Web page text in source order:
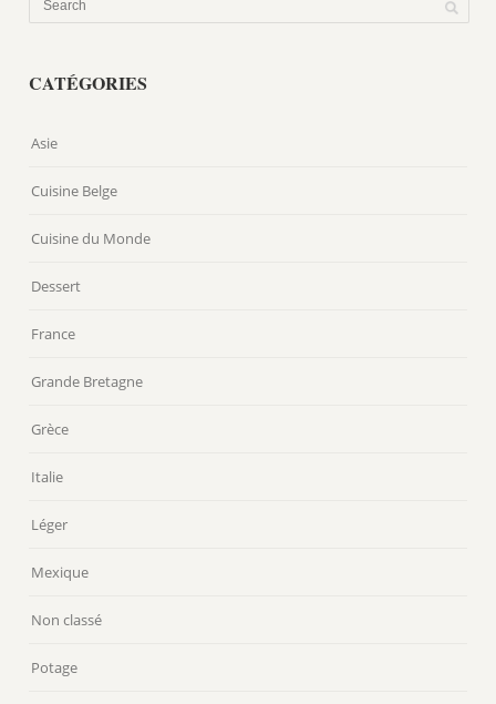
CATÉGORIES
Asie
Cuisine Belge
Cuisine du Monde
Dessert
France
Grande Bretagne
Grèce
Italie
Léger
Mexique
Non classé
Potage